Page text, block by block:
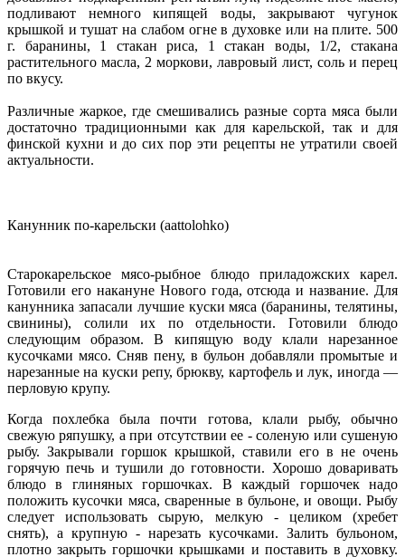
подливают немного кипящей воды, закрывают чугунок
крышкой и тушат на слабом огне в духовке или на плите. 500
г. баранины, 1 стакан риса, 1 стакан воды, 1/2, стакана
растительного масла, 2 моркови, лавровый лист, соль и перец
по вкусу.
Различные жаркое, где смешивались разные сорта мяса были
достаточно традиционными как для карельской, так и для
финской кухни и до сих пор эти рецепты не утратили своей
актуальности.
Канунник по-карельски (aattolohko)
Старокарельское мясо-рыбное блюдо приладожских карел.
Готовили его накануне Нового года, отсюда и название. Для
канунника запасали лучшие куски мяса (баранины, телятины,
свинины), солили их по отдельности. Готовили блюдо
следующим образом. В кипящую воду клали нарезанное
кусочками мясо. Сняв пену, в бульон добавляли промытые и
нарезанные на куски репу, брюкву, картофель и лук, иногда —
перловую крупу.
Когда похлебка была почти готова, клали рыбу, обычно
свежую ряпушку, а при отсутствии ее - соленую или сушеную
рыбу. Закрывали горшок крышкой, ставили его в не очень
горячую печь и тушили до готовности. Хорошо доваривать
блюдо в глиняных горшочках. В каждый горшочек надо
положить кусочки мяса, сваренные в бульоне, и овощи. Рыбу
следует использовать сырую, мелкую - целиком (хребет
снять), а крупную - нарезать кусочками. Залить бульоном,
плотно закрыть горшочки крышками и поставить в духовку.